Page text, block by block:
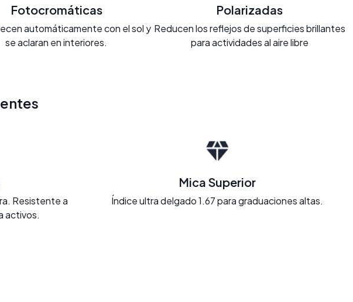
Fotocromáticas
automáticamente con el sol y
se aclaran en interiores.
Polarizadas
Reducen los reflejos de superficies brillantes
para actividades al aire libre
Resistente a
activos.
Mica Superior
Índice ultra delgado 1.67 para graduaciones altas.